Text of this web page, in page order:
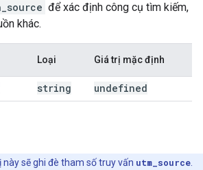
để xác định công cụ tìm kiếm,
khác.
Loại Giá trị mặc định
string undefined
này sẽ ghi đè tham số truy vấn utm_source